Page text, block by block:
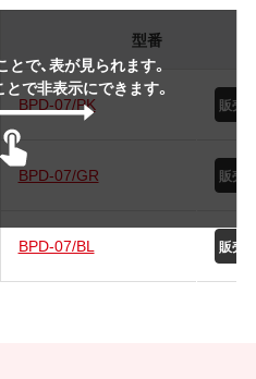
で、表が見られます。
で非表示にできます。
型番
BPD-07/PK
BPD-07/GR
BPD-07/BL